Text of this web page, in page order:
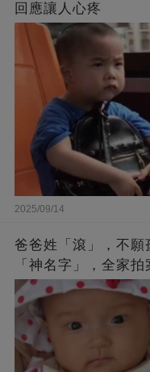
回應讓人心疼
2025/09/14
爸爸姓「滾」，不
「神名字」，全家